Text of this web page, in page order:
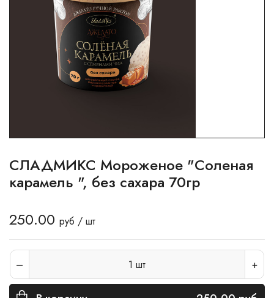
СЛАДМИКС Мороженое "Соленая
карамель ", без сахара 70гр
250.00 руб / шт
1 шт